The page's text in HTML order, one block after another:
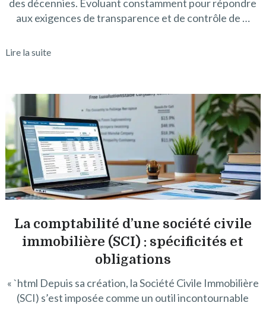
des décennies. Évoluant constamment pour répondre
aux exigences de transparence et de contrôle de …
Lire la suite
La comptabilité d’une société civile
immobilière (SCI) : spécificités et
obligations
« `html Depuis sa création, la Société Civile Immobilière
(SCI) s’est imposée comme un outil incontournable